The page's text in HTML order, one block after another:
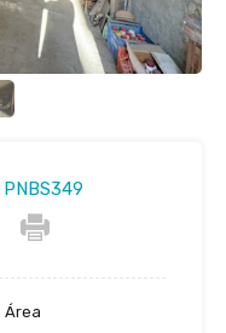
PNBS349
Área